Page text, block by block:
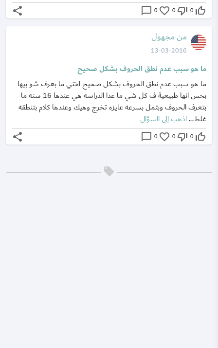
thumb_up_off_alt
0
thumb_down_off_alt
0
favorite_border
0
chat_bubble_outline
share
من مجهول
13-03-2016
ما هو سبب عدم نطق الحروف بشكل صحيح
ما هو سبب عدم نطق الحروف بشكل صحيح اختي ما بعرف شو بيها
بحس انها طبيعية ف كل شي ما عدا الدراسه هي عندها 16 سنه ما
بتعرف الحروف وبتمل بسرعه عايزه تخرج وهيك وعندها كلام بتنطقه
غلط...اذهب إلى السؤال
thumb_up_off_alt
0
thumb_down_off_alt
0
favorite_border
0
chat_bubble_outline
share